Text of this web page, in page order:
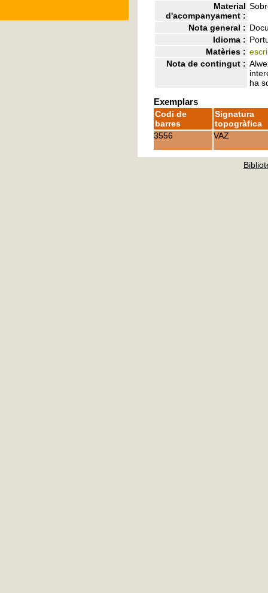
Material
d'acompanyament :
Nota general :
Idioma :
Matèries :
Nota de contingut :
ha
Exemplars
Codi de
barres
Signatura
topogràfica
3556
VAZ